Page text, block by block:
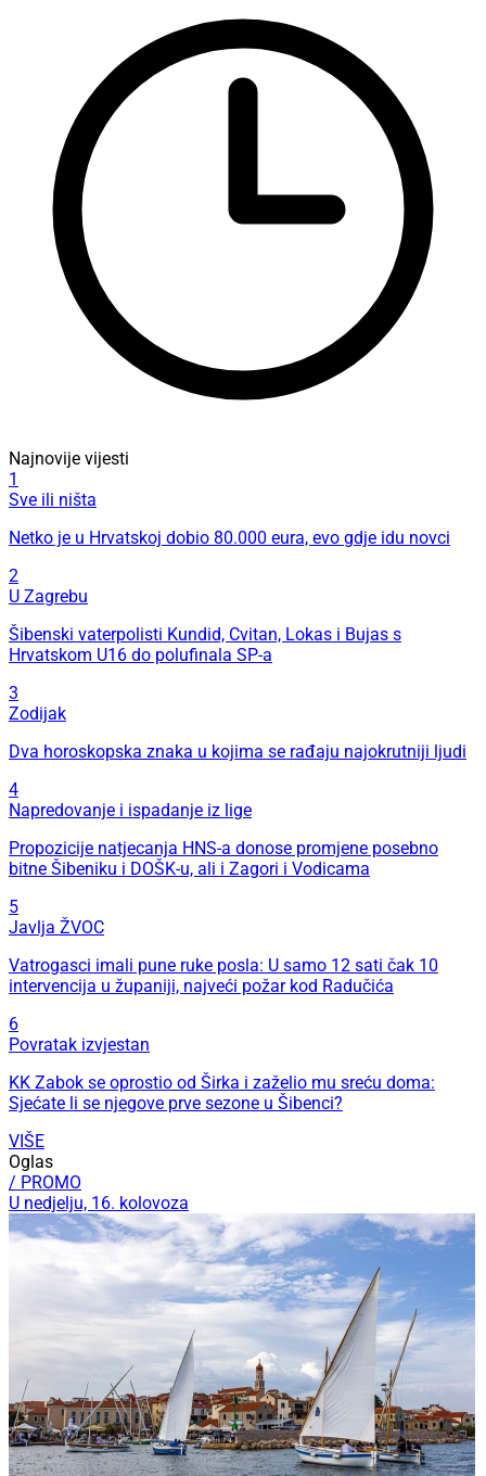
Najnovije vijesti
1
Sve ili ništa
Netko je u Hrvatskoj dobio 80.000 eura, evo gdje idu novci
2
U Zagrebu
Šibenski vaterpolisti Kundid, Cvitan, Lokas i Bujas s
Hrvatskom U16 do polufinala SP-a
3
Zodijak
Dva horoskopska znaka u kojima se rađaju najokrutniji ljudi
4
Napredovanje i ispadanje iz lige
Propozicije natjecanja HNS-a donose promjene posebno
bitne Šibeniku i DOŠK-u, ali i Zagori i Vodicama
5
Javlja ŽVOC
Vatrogasci imali pune ruke posla: U samo 12 sati čak 10
intervencija u županiji, najveći požar kod Radučića
6
Povratak izvjestan
KK Zabok se oprostio od Širka i zaželio mu sreću doma:
Sjećate li se njegove prve sezone u Šibenci?
VIŠE
Oglas
/ PROMO
U nedjelju, 16. kolovoza